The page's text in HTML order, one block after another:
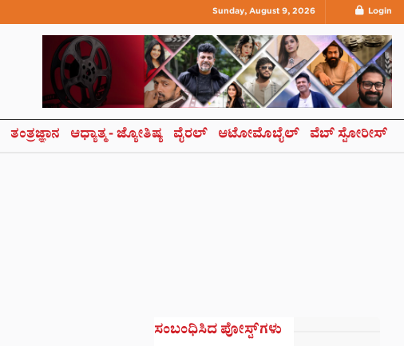
Sunday, August 9, 2026 Login
ತಂತ್ರಜ್ಞಾನ ಆಧ್ಯಾತ್ಮ- ಜ್ಯೋತಿಷ್ಯ ವೈರಲ್ ಆಟೋಮೊಬೈಲ್ ವೆಬ್ ಸ್ಟೋರೀಸ್
ಸಂಬಂಧಿಸಿದ ಪೋಸ್ಟ್‌ಗಳು